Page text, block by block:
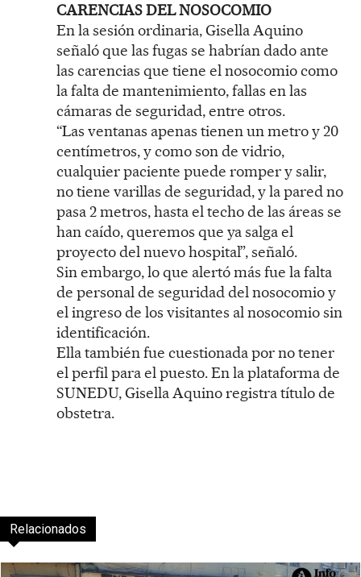
CARENCIAS DEL NOSOCOMIO
En la sesión ordinaria, Gisella Aquino
señaló que las fugas se habrían dado ante
las carencias que tiene el nosocomio como
la falta de mantenimiento, fallas en las
cámaras de seguridad, entre otros.
“Las ventanas apenas tienen un metro y 20
centímetros, y como son de vidrio,
cualquier paciente puede romper y salir,
no tiene varillas de seguridad, y la pared no
pasa 2 metros, hasta el techo de las áreas se
han caído, queremos que ya salga el
proyecto del nuevo hospital”, señaló.
Sin embargo, lo que alertó más fue la falta
de personal de seguridad del nosocomio y
el ingreso de los visitantes al nosocomio sin
identificación.
Ella también fue cuestionada por no tener
el perfil para el puesto. En la plataforma de
SUNEDU, Gisella Aquino registra título de
obstetra.
Relacionados